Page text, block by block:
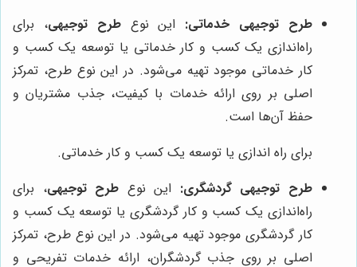
طرح توجیهی خدماتی: این نوعطرح توجیهی، برای
راه‌اندازی یک کسب و کار خدماتی یا توسعه یک کسب و
کار خدماتی موجود تهیه می‌شود. در این نوع طرح، تمرکز
اصلی بر روی ارائه خدمات با کیفیت، جذب مشتریان و
حفظ آن‌ها است.
برای راه اندازی یا توسعه یک کسب و کار خدماتی.
طرح توجیهی گردشگری: این نوع طرح توجیهی، برای
راه‌اندازی یک کسب و کار گردشگری یا توسعه یک کسب و
کار گردشگری موجود تهیه می‌شود. در این نوع طرح، تمرکز
اصلی بر روی جذب گردشگران، ارائه خدمات تفریحی و